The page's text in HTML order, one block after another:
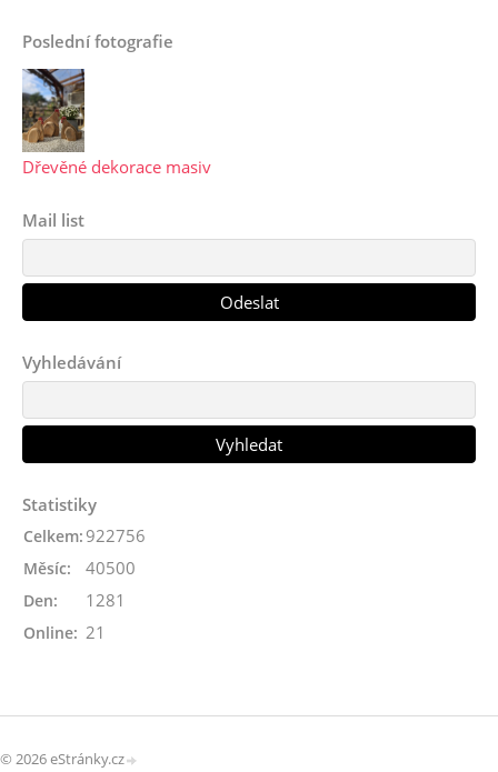
Poslední fotografie
Dřevěné dekorace masiv
Mail list
Vyhledávání
Statistiky
Online: 21
Celkem: 922756
Měsíc: 40500
Den: 1281
© 2026 eStránky.cz